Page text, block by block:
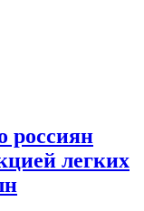
россиян
легких